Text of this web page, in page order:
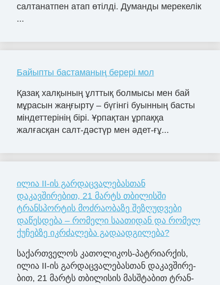
салтанатпен атап өтілді. Думанды мерекелік
...
Байыпты бастаманың берері мол
Қазақ халқының ұлттық болмысы мен бай
мұрасын жаңғырту – бүгінгі буынның басты
міндеттерінің бірі. Ұрпақтан ұрпаққа
жалғасқан салт-дәстүр мен әдет-ғұ...
ილია II-ის გარდაცვალებასთან
დაკავშირებით, 21 მარტს თბილისში
ტრანსპორტის მოძრაობაზე შეზღუდვები
დაწესდება – რომელი საათიდან და რომელ
ქუჩებზე იკრძალება გადაადგილება?
სა­ქარ­თვე­ლოს კა­თო­ლი­კოს-პატ­რი­არ­ქის,
ილია II-ის გარ­დაც­ვა­ლე­ბას­თან და­კავ­ში­რე­
ბით, 21 მარტს თბი­ლი­სის მას­შტა­ბით ტრან­